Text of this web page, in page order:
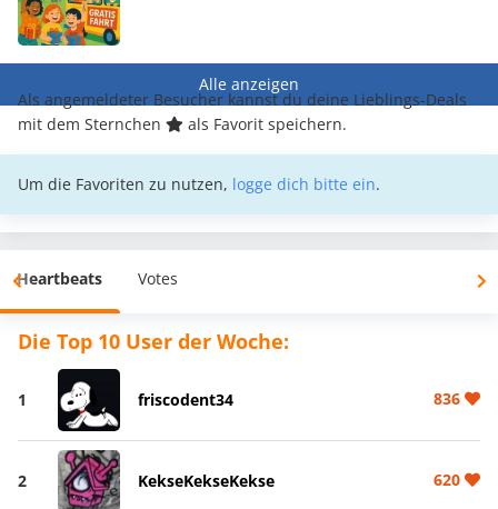
Alle anzeigen
Als angemeldeter Besucher kannst du deine Lieblings-Deals
mit dem Sternchen
als Favorit speichern.
Um die Favoriten zu nutzen, logge dich bitte ein.
Heartbeats Votes
Die Top 10 User der Woche:
1 friscodent34 836
2 KekseKekseKekse 620